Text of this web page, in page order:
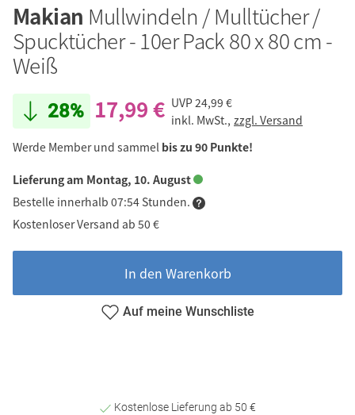
Makian Mullwindeln / Mulltücher /
Spucktücher - 10er Pack 80 x 80 cm -
Weiß
28% 17,99 € UVP24,99 €
inkl. MwSt., zzgl. Versand
Werde Member und sammel bis zu 90 Punkte!
Lieferung am Montag, 10. August
Bestelle innerhalb 07:54 Stunden.
Kostenloser Versand ab 50 €
In den Warenkorb
Auf meine Wunschliste
Kostenlose Lieferung ab 50 €